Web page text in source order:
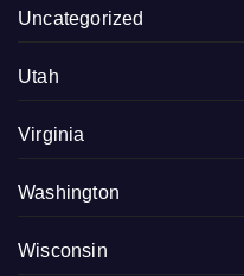
Uncategorized
Utah
Virginia
Washington
Wisconsin